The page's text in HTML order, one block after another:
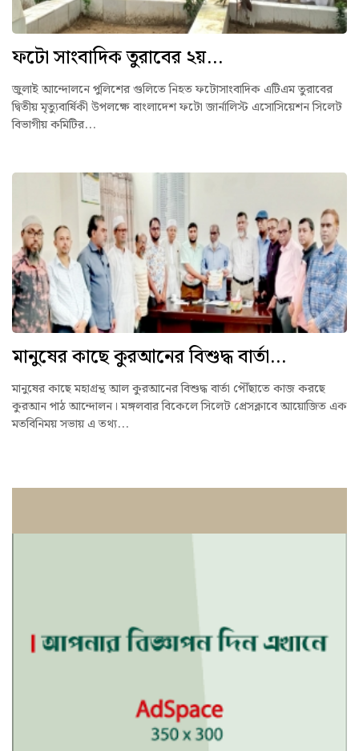
ফটো সাংবাদিক তুরাবের ২য়...
জুলাই আন্দোলনে পুলিশের গুলিতে নিহত ফটোসাংবাদিক এটিএম তুরাবের
দ্বিতীয় মৃত্যুবার্ষিকী উপলক্ষে বাংলাদেশ ফটো জার্নালিস্ট এসোসিয়েশন সিলেট
বিভাগীয় কমিটির...
মানুষের কাছে কুরআনের বিশুদ্ধ বার্তা...
মানুষের কাছে মহাগ্রন্থ আল কুরআনের বিশুদ্ধ বার্তা পৌঁছাতে কাজ করছে
কুরআন পাঠ আন্দোলন। মঙ্গলবার বিকেলে সিলেট প্রেসক্লাবে আয়োজিত এক
মতবিনিময় সভায় এ তথ্য...